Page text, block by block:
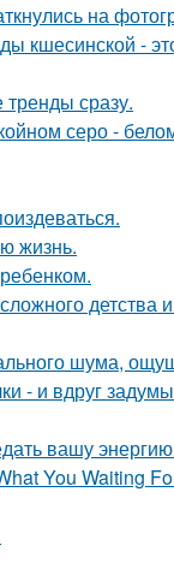
на
кшесинской -
сразу.
серо -
жизнь.
детства
шума,
- и вдруг
вашу
You Waiting